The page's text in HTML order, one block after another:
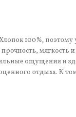
100%, поэтому
мягкость
ощущения и
отдыха. К